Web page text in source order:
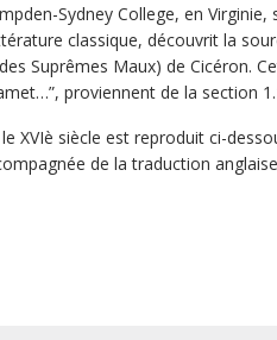
Sydney College, en
classique, découvrit la
Suprêmes Maux) de Cicéron.
proviennent de la section
XVIè siècle est reproduit ci-
de la traduction